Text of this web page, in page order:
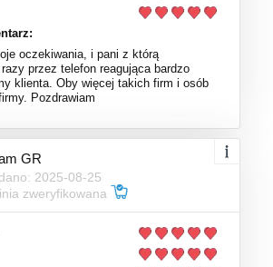
oczekiwania, i pani z którą
razy przez telefon reagująca bardzo
klienta. Oby więcej takich firm i osób
Pozdrawiam
GR
2025-08-25
zweryfikowana